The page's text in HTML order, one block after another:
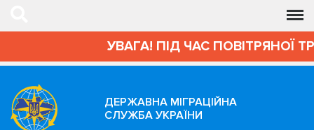
УВАГА! ПІД ЧАС ПОВІТРЯНОЇ
ДЕРЖАВНА МІГРАЦІЙНА
СЛУЖБА УКРАЇНИ